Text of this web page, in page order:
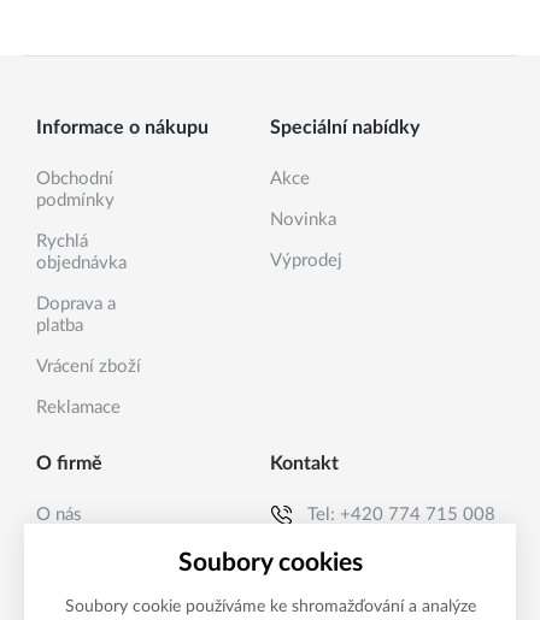
Informace o nákupu
Obchodní
podmínky
Rychlá
objednávka
Doprava a
platba
Vrácení zboží
Reklamace
Speciální nabídky
Akce
Novinka
Výprodej
O firmě
O nás
Kontakt
Tel: +420 774 715 008
E-mail:
Soubory cookies
Soubory cookie používáme ke shromažďování a analýze